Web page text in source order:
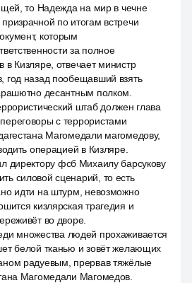
то Надежда на мир в чечне
по итогам встречи
которым
за полное
в Кизляре, отвечает министр
год назад пообещавший взять
десантным полком.
штаб должен глава
с террористами
Магомедали магомедову,
операцией в Кизляре.
директору фсб Михаилу барсукову
силовой сценарий, то есть
идти на штурм, невозможно
кизлярская трагедия и
во дворе.
множества людей прохаживается
белой тканью и зовёт желающих
радуевым, прервав тяжёлые
Магомедали Магомедов.